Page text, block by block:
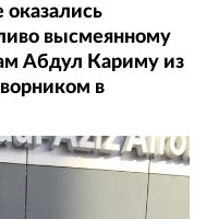
оказались
высмеянному
Абдул Кариму из
в